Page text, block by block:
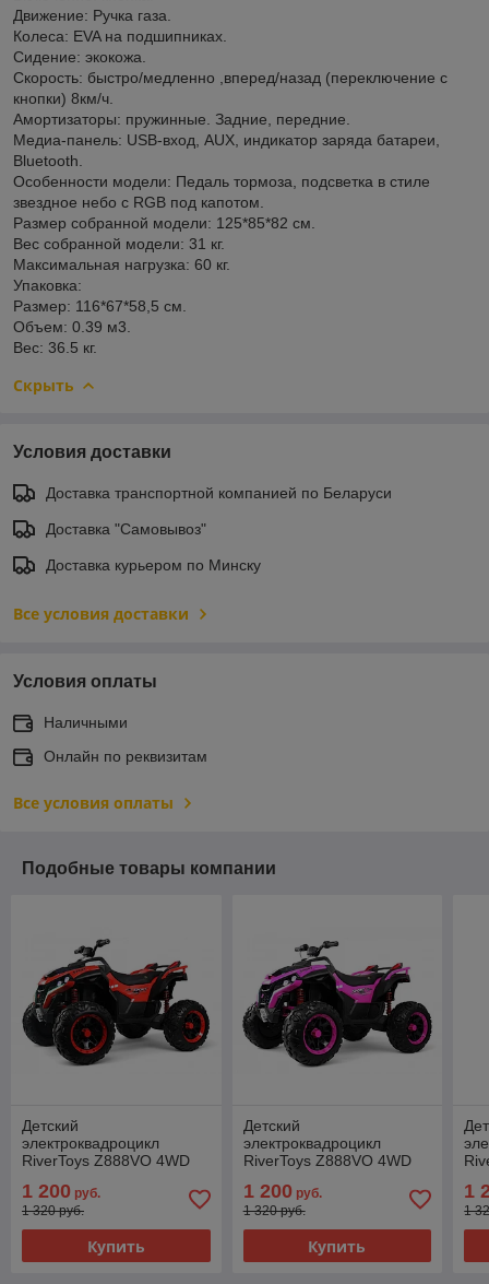
Движение: Ручка газа.
Колеса: EVA на подшипниках.
Сидение: экокожа.
Скорость: быстро/медленно ,вперед/назад (переключение с
кнопки) 8км/ч.
Амортизаторы: пружинные. Задние, передние.
Медиа-панель: USB-вход, AUX, индикатор заряда батареи,
Bluetooth.
Особенности модели: Педаль тормоза, подсветка в стиле
звездное небо с RGB под капотом.
Размер собранной модели: 125*85*82 см.
Вес собранной модели: 31 кг.
Максимальная нагрузка: 60 кг.
Упаковка:
Размер: 116*67*58,5 см.
Объем: 0.39 м3.
Вес: 36.5 кг.
Скрыть
Условия доставки
Доставка транспортной компанией по Беларуси
Доставка "Самовывоз"
Доставка курьером по Минску
Все условия доставки
Условия оплаты
Наличными
Онлайн по реквизитам
Все условия оплаты
Подобные товары компании
Детский
электроквадроцикл
RiverToys Z888VO 4WD
Полноприводный
1 200 руб.
1 320 руб.
Купить
Детский
электроквадроцикл
RiverToys Z888VO 4WD
Полноприводный
1 200 руб.
1 320 руб.
Купить
1
1